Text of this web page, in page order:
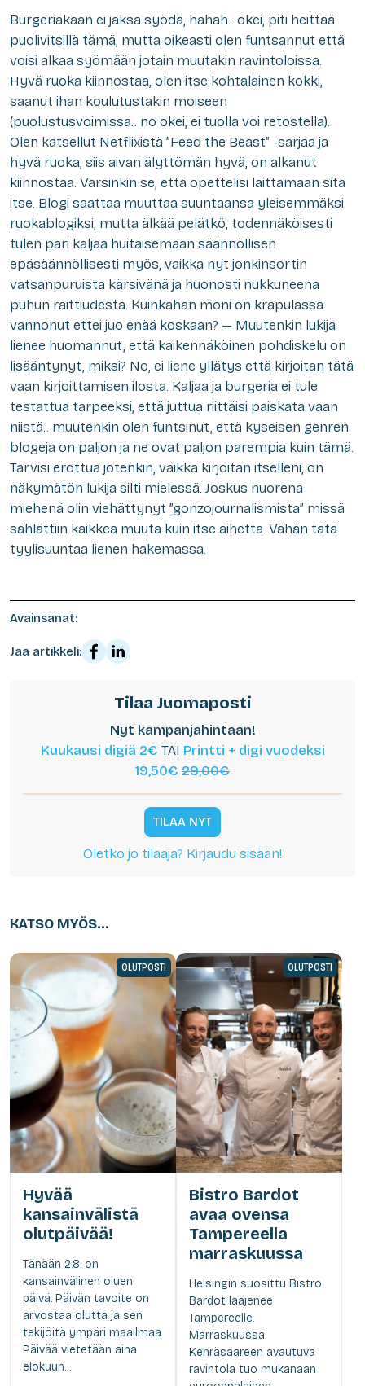
Burgeriakaan ei jaksa syödä, hahah.. okei, piti heittää
puolivitsillä tämä, mutta oikeasti olen funtsannut että
voisi alkaa syömään jotain muutakin ravintoloissa.
Hyvä ruoka kiinnostaa, olen itse kohtalainen kokki,
saanut ihan koulutustakin moiseen
(puolustusvoimissa.. no okei, ei tuolla voi retostella).
Olen katsellut Netflixistä ”Feed the Beast” -sarjaa ja
hyvä ruoka, siis aivan älyttömän hyvä, on alkanut
kiinnostaa. Varsinkin se, että opettelisi laittamaan sitä
itse. Blogi saattaa muuttaa suuntaansa yleisemmäksi
ruokablogiksi, mutta älkää pelätkö, todennäköisesti
tulen pari kaljaa huitaisemaan säännöllisen
epäsäännöllisesti myös, vaikka nyt jonkinsortin
vatsanpuruista kärsivänä ja huonosti nukkuneena
puhun raittiudesta. Kuinkahan moni on krapulassa
vannonut ettei juo enää koskaan? — Muutenkin lukija
lienee huomannut, että kaikennäköinen pohdiskelu on
lisääntynyt, miksi? No, ei liene yllätys että kirjoitan tätä
vaan kirjoittamisen ilosta. Kaljaa ja burgeria ei tule
testattua tarpeeksi, että juttua riittäisi paiskata vaan
niistä.. muutenkin olen funtsinut, että kyseisen genren
blogeja on paljon ja ne ovat paljon parempia kuin tämä.
Tarvisi erottua jotenkin, vaikka kirjoitan itselleni, on
näkymätön lukija silti mielessä. Joskus nuorena
miehenä olin viehättynyt ”gonzojournalismista” missä
sählättiin kaikkea muuta kuin itse aihetta. Vähän tätä
tyylisuuntaa lienen hakemassa.
Avainsanat:
Jaa artikkeli:
Tilaa Juomaposti
Nyt kampanjahintaan!
Kuukausi digiä 2€ TAI Printti + digi vuodeksi
19,50€ 29,00€
TILAA NYT
Oletko jo tilaaja? Kirjaudu sisään!
KATSO MYÖS...
OLUTPOSTI
Hyvää
kansainvälistä
olutpäivää!
Tänään 2.8. on
kansainvälinen oluen
päivä. Päivän tavoite on
arvostaa olutta ja sen
tekijöitä ympäri maailmaa.
Päivää vietetään aina
elokuun...
OLUTPOSTI
Bistro Bardot
avaa ovensa
Tampereella
marraskuussa
Helsingin suosittu Bistro
Bardot laajenee
Tampereelle.
Marraskuussa
Kehräsaareen avautuva
ravintola tuo mukanaan